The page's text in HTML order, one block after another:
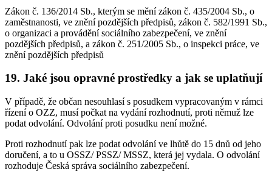
Zákon č. 136/2014 Sb., kterým se mění zákon č. 435/2004 Sb., o
zaměstnanosti, ve znění pozdějších předpisů, zákon č. 582/1991 Sb.,
o organizaci a provádění sociálního zabezpečení, ve znění
pozdějších předpisů, a zákon č. 251/2005 Sb., o inspekci práce, ve
znění pozdějších předpisů
19. Jaké jsou opravné prostředky a jak se uplatňují
V případě, že občan nesouhlasí s posudkem vypracovaným v rámci
řízení o OZZ, musí počkat na vydání rozhodnutí, proti němuž lze
podat odvolání. Odvolání proti posudku není možné.
Proti rozhodnutí pak lze podat odvolání ve lhůtě do 15 dnů od jeho
doručení, a to u OSSZ/ PSSZ/ MSSZ, která jej vydala. O odvolání
rozhoduje Česká správa sociálního zabezpečení.